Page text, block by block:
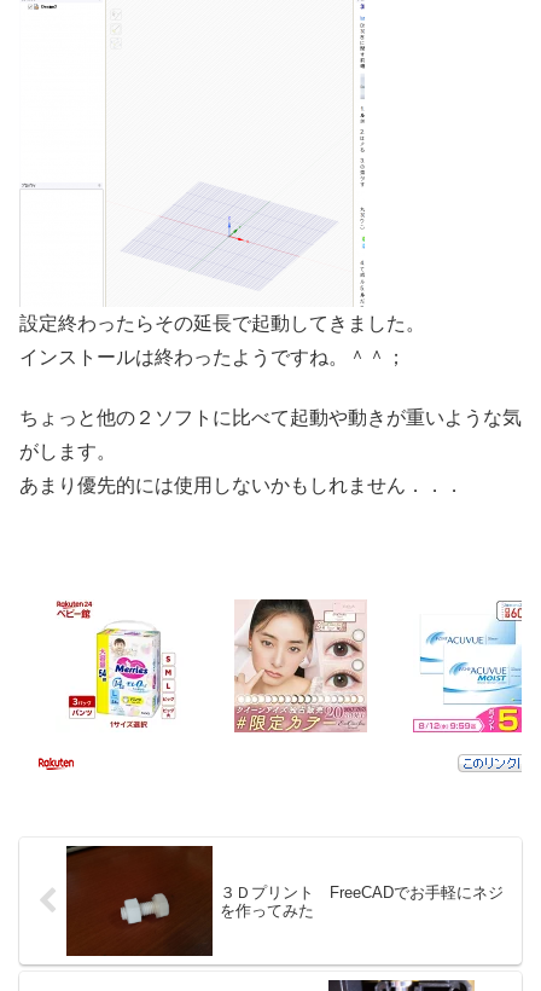
設定終わったらその延長で起動してきました。
インストールは終わったようですね。＾＾；
ちょっと他の２ソフトに比べて起動や動きが重いような気
がします。
あまり優先的には使用しないかもしれません．．．
３Ｄプリント FreeCADでお手軽にネジ
を作ってみた